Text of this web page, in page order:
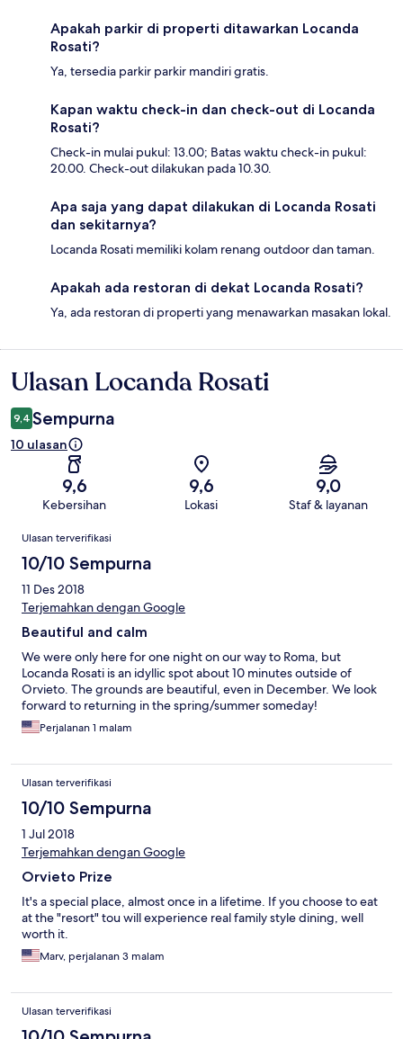
Apakah parkir di properti ditawarkan Locanda
Rosati?
Ya, tersedia parkir parkir mandiri gratis.
Kapan waktu check-in dan check-out di Locanda
Rosati?
Check-in mulai pukul: 13.00; Batas waktu check-in pukul:
20.00. Check-out dilakukan pada 10.30.
Apa saja yang dapat dilakukan di Locanda Rosati
dan sekitarnya?
Locanda Rosati memiliki kolam renang outdoor dan taman.
Apakah ada restoran di dekat Locanda Rosati?
Ya, ada restoran di properti yang menawarkan masakan lokal.
Ulasan
Ulasan Locanda Rosati
9,4 Sempurna
10 ulasan
9,6
Kebersihan
9,6
Lokasi
9,0
Staf & layanan
Ulasan
Ulasan terverifikasi
10/10 Sempurna
11 Des 2018
Terjemahkan dengan Google
Beautiful and calm
We were only here for one night on our way to Roma, but
Locanda Rosati is an idyllic spot about 10 minutes outside of
Orvieto. The grounds are beautiful, even in December. We look
forward to returning in the spring/summer someday!
Perjalanan 1 malam
Ulasan terverifikasi
10/10 Sempurna
1 Jul 2018
Terjemahkan dengan Google
Orvieto Prize
It's a special place, almost once in a lifetime. If you choose to eat
at the "resort" tou will experience real family style dining, well
worth it.
Marv, perjalanan 3 malam
Ulasan terverifikasi